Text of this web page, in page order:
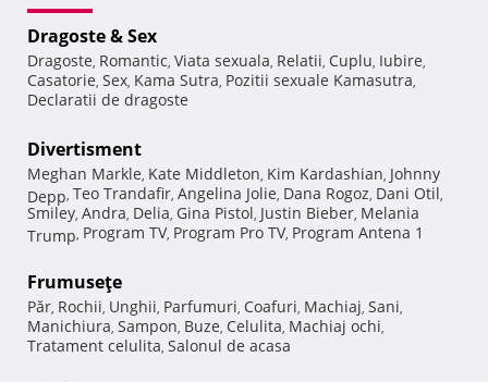
Dragoste & Sex
Dragoste, Romantic, Viata sexuala, Relatii, Cuplu, Iubire,
Casatorie, Sex, Kama Sutra, Pozitii sexuale Kamasutra,
Declaratii de dragoste
Divertisment
Meghan Markle, Kate Middleton, Kim Kardashian, Johnny
Depp, Teo Trandafir, Angelina Jolie, Dana Rogoz, Dani Otil,
Smiley, Andra, Delia, Gina Pistol, Justin Bieber, Melania
Trump, Program TV, Program Pro TV, Program Antena 1
Frumuseţe
Păr, Rochii, Unghii, Parfumuri, Coafuri, Machiaj, Sani,
Manichiura, Sampon, Buze, Celulita, Machiaj ochi,
Tratament celulita, Salonul de acasa